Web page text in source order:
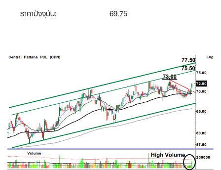
ราคาปัจจุบัน:
69.75